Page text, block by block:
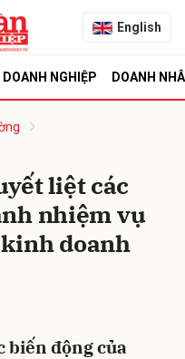
English
DOANH NGHIỆP DOANH
liệt các
nhiệm vụ
doanh
biến động của